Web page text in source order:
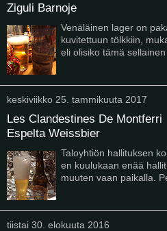
Ziguli Barnoje
Venäläinen lager on
kuvitettuun tölkkiin,
eli olisiko tämä sellainen
keskiviikko 25. tammikuuta 2017
Les Clandestines De Montferri
Espelta Weissbier
Taloyhtiön hallituksen
en kuulukaan enää
muuten vaan paikalla.
tiistai 30. elokuuta 2016